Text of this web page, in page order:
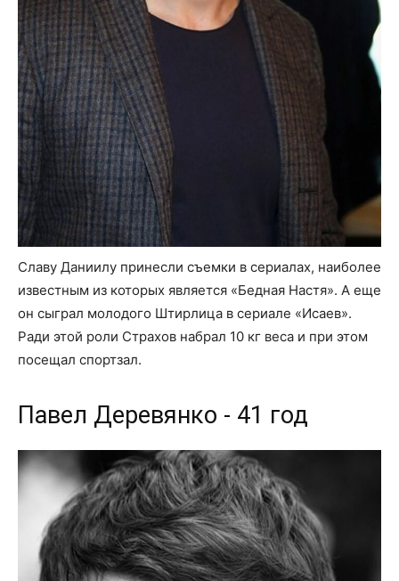
Славу Даниилу принесли съемки в сериалах, наиболее
известным из которых является «Бедная Настя». А еще
он сыграл молодого Штирлица в сериале «Исаев».
Ради этой роли Страхов набрал 10 кг веса и при этом
посещал спортзал.
Павел Деревянко - 41 год